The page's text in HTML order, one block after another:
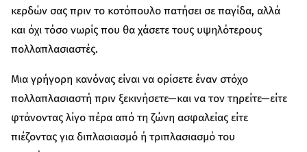
κερδών σας πριν το κοτόπουλο πατήσει σε παγίδα, αλλά
και όχι τόσο νωρίς που θα χάσετε τους υψηλότερους
πολλαπλασιαστές.
Μια γρήγορη κανόνας είναι να ορίσετε έναν στόχο
πολλαπλασιαστή πριν ξεκινήσετε—και να τον τηρείτε—είτε
φτάνοντας λίγο πέρα από τη ζώνη ασφαλείας είτε
πιέζοντας για διπλασιασμό ή τριπλασιασμό του